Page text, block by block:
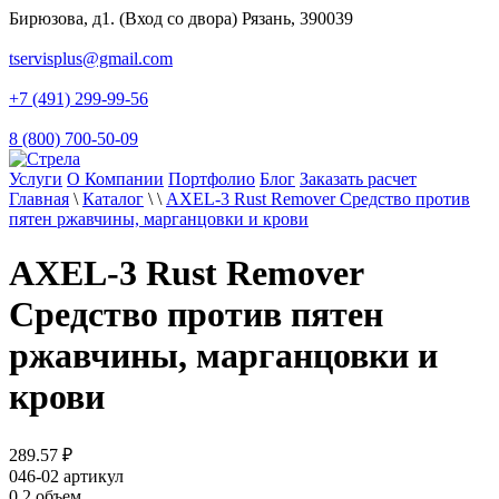
Бирюзова, д1. (Вход со двора) Рязань, 390039
tservisplus@gmail.com
+7 (491) 299-99-56
8 (800) 700-50-09
Услуги О Компании Портфолио Блог Заказать расчет
Главная \ Каталог \ \ AXEL-3 Rust Remover Средство против
пятен ржавчины, марганцовки и крови
AXEL-3 Rust Remover
Средство против пятен
ржавчины, марганцовки и
крови
289.57 ₽
046-02 артикул